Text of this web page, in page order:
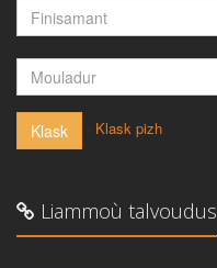
Klask Klask pizh
Liammoù talvoudus